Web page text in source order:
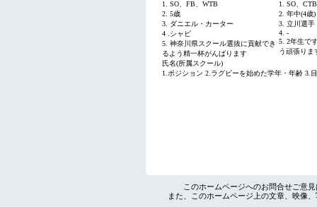
このホームページへのお問合せご意
また、このホームページ上の文章、映像